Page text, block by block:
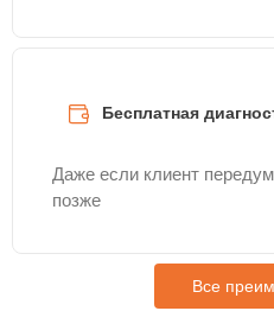
Бесплатная
Даже если клиент
позже
Все